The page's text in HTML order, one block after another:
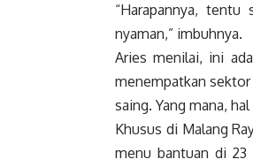
“Harapannya,
nyaman,” imbuhnya.
Aries menilai, ini
menempatkan
saing. Yang mana,
Khusus di Malang
menu bantuan di 23